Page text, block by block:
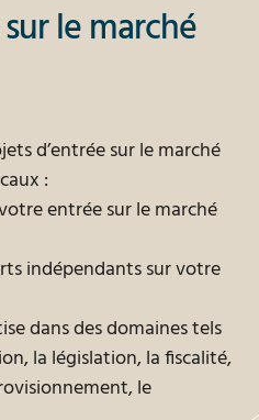
le marché
d’entrée sur le marché
:
entrée sur le marché
indépendants sur votre
dans des domaines tels
la législation, la fiscalité,
le